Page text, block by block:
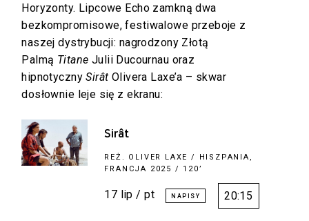
Horyzonty. Lipcowe Echo zamkną dwa
bezkompromisowe, festiwalowe przeboje z
naszej dystrybucji: nagrodzony Złotą
Palmą Titane Julii Ducournau oraz
hipnotycznySirât Olivera Laxe’a – skwar
dosłownie leje się z ekranu:
Sirât
REŻ. OLIVER LAXE / HISZPANIA,
FRANCJA 2025 / 120’
17 lip / pt 20:15